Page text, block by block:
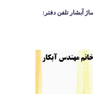
آبشار تلفن دفتر: